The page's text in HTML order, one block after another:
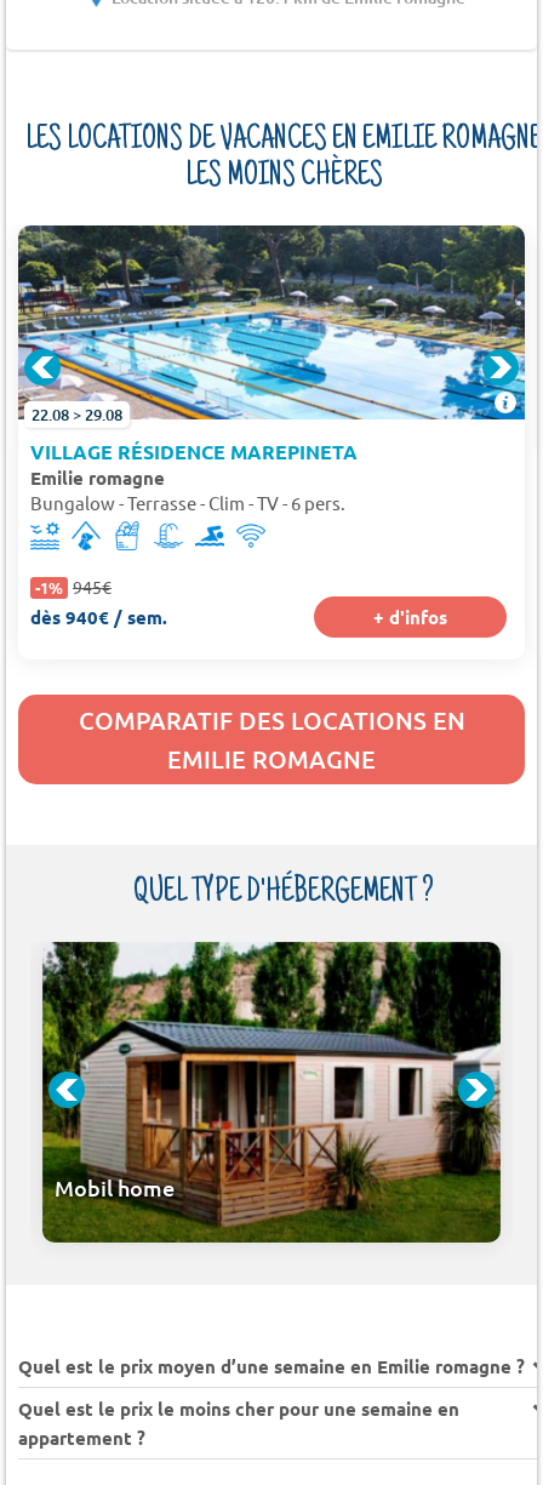
LES LOCATIONS DE VACANCES EN EMILIE ROMAGNE
LES MOINS CHÈRES
22.08 > 29.08
VILLAGE RÉSIDENCE MAREPINETA
Emilie romagne
Bungalow - Terrasse - Clim - TV - 6 pers.
-1% 945€
dès 940€ / sem. + d'infos
COMPARATIF DES LOCATIONS EN
EMILIE ROMAGNE
QUEL TYPE D'HÉBERGEMENT ?
Mobil home
Quel est le prix moyen d’une semaine en Emilie romagne ?
Quel est le prix le moins cher pour une semaine en
appartement ?